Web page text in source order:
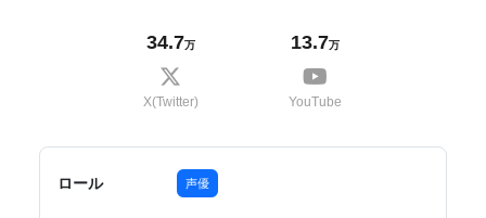
34.7万
X(Twitter)
13.7万
YouTube
ロール 声優